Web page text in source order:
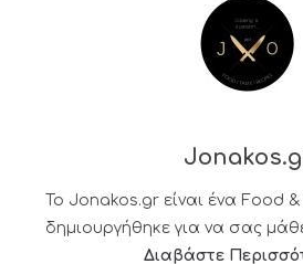
Το Jonakos.gr είναι ένα Food
δημιουργήθηκε για να σας
Διαβάστε